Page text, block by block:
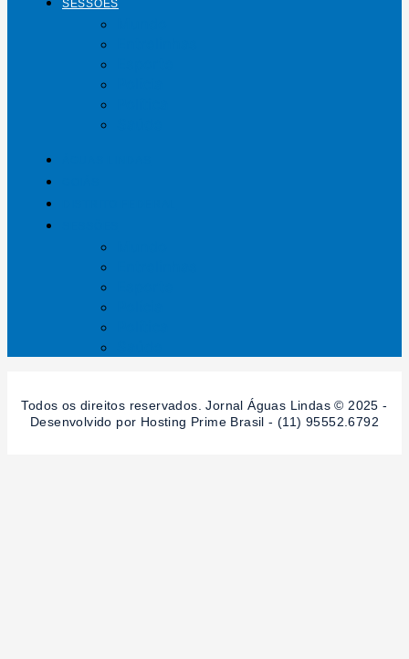
SESSÕES
Todos os direitos reservados. Jornal Águas Lindas © 2025 -
Desenvolvido por Hosting Prime Brasil - (11) 95552.6792